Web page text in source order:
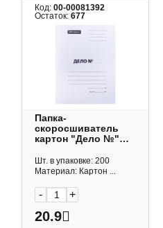
Код:00-00081392
Остаток:677
Папка-
скоросшиватель
картон "Дело №"
мелов. 257306
OfficeSpace
Шт. в упаковке: 200
Материал: Картон ...
- +
20.9